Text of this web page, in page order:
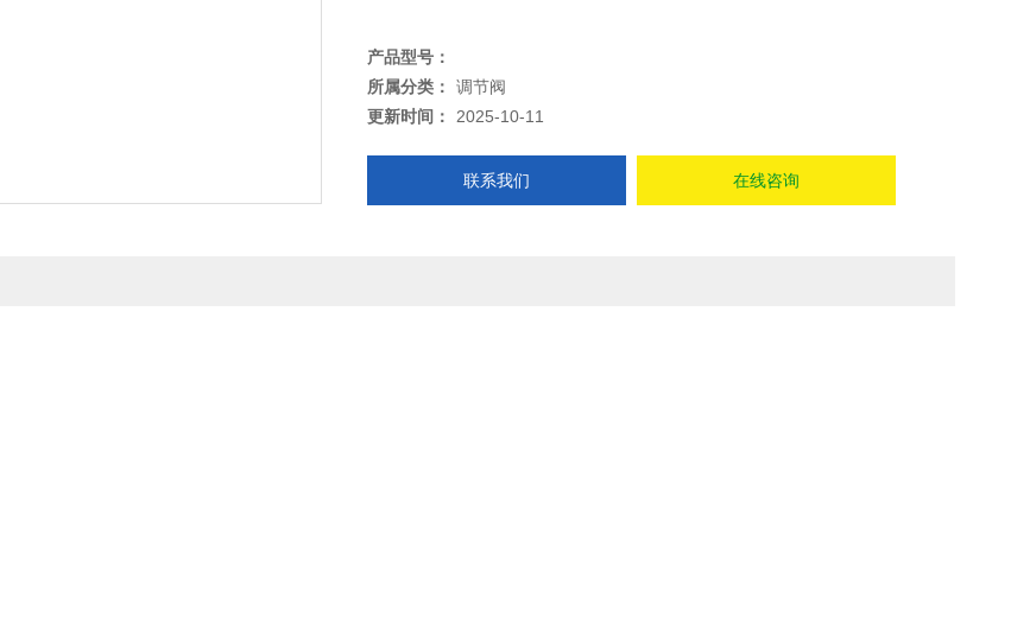
产品型号：
所属分类：
调节阀
更新时间：
2025-10-11
联系我们 在线咨询